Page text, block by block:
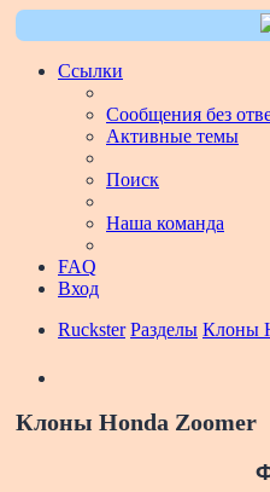
Ссылки
Сообщения без
Активные темы
Поиск
Наша команда
FAQ
Вход
Ruckster Разделы Клоны
Клоны Honda Zoomer